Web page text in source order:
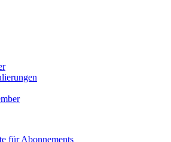
für Abonnements